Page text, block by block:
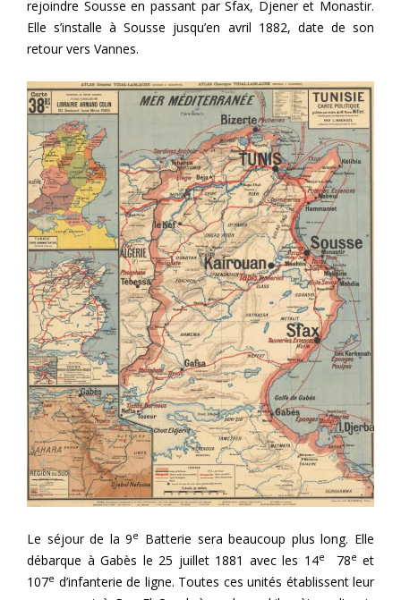
rejoindre Sousse en passant par Sfax, Djener et Monastir.
Elle s’installe à Sousse jusqu’en avril 1882, date de son
retour vers Vannes.
Le séjour de la 9e
Batterie sera beaucoup plus long. Elle
débarque à Gabès le 25 juillet 1881 avec les 14e 78e et
107e d’infanterie de ligne. Toutes ces unités établissent leur